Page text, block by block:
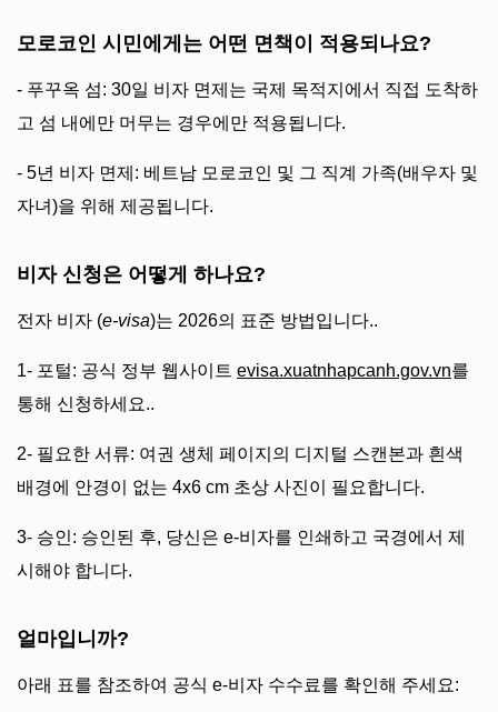
모로코인 시민에게는 어떤 면책이 적용되나요?
- 푸꾸옥 섬: 30일 비자 면제는 국제 목적지에서 직접 도착하
고 섬 내에만 머무는 경우에만 적용됩니다.
- 5년 비자 면제: 베트남 모로코인 및 그 직계 가족(배우자 및
자녀)을 위해 제공됩니다.
비자 신청은 어떻게 하나요?
전자 비자 (e-visa)는 2026의 표준 방법입니다..
1- 포털: 공식 정부 웹사이트 evisa.xuatnhapcanh.gov.vn를
통해 신청하세요..
2- 필요한 서류: 여권 생체 페이지의 디지털 스캔본과 흰색
배경에 안경이 없는 4x6 cm 초상 사진이 필요합니다.
3- 승인: 승인된 후, 당신은 e-비자를 인쇄하고 국경에서 제
시해야 합니다.
얼마입니까?
아래 표를 참조하여 공식 e-비자 수수료를 확인해 주세요: